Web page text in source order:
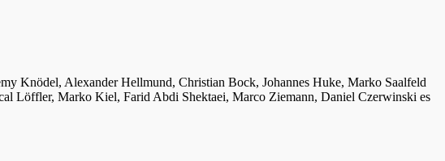
Knödel, Alexander Hellmund, Christian Bock, Johannes Huke, Marko Saalfeld
Löffler, Marko Kiel, Farid Abdi Shektaei, Marco Ziemann, Daniel Czerwinski es